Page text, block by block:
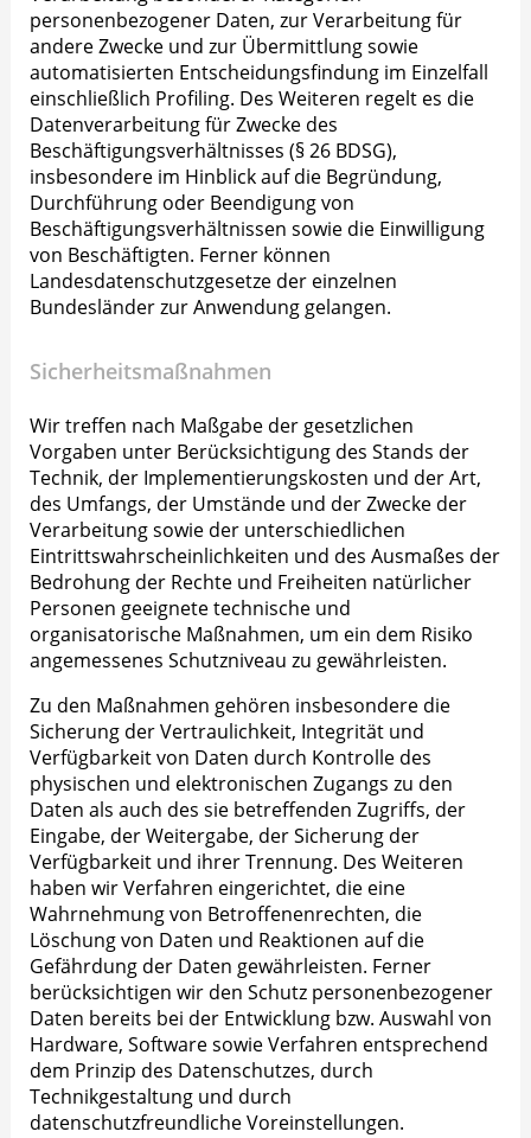
personenbezogener Daten, zur Verarbeitung für
andere Zwecke und zur Übermittlung sowie
automatisierten Entscheidungsfindung im Einzelfall
einschließlich Profiling. Des Weiteren regelt es die
Datenverarbeitung für Zwecke des
Beschäftigungsverhältnisses (§ 26 BDSG),
insbesondere im Hinblick auf die Begründung,
Durchführung oder Beendigung von
Beschäftigungsverhältnissen sowie die Einwilligung
von Beschäftigten. Ferner können
Landesdatenschutzgesetze der einzelnen
Bundesländer zur Anwendung gelangen.
Sicherheitsmaßnahmen
Wir treffen nach Maßgabe der gesetzlichen
Vorgaben unter Berücksichtigung des Stands der
Technik, der Implementierungskosten und der Art,
des Umfangs, der Umstände und der Zwecke der
Verarbeitung sowie der unterschiedlichen
Eintrittswahrscheinlichkeiten und des Ausmaßes der
Bedrohung der Rechte und Freiheiten natürlicher
Personen geeignete technische und
organisatorische Maßnahmen, um ein dem Risiko
angemessenes Schutzniveau zu gewährleisten.
Zu den Maßnahmen gehören insbesondere die
Sicherung der Vertraulichkeit, Integrität und
Verfügbarkeit von Daten durch Kontrolle des
physischen und elektronischen Zugangs zu den
Daten als auch des sie betreffenden Zugriffs, der
Eingabe, der Weitergabe, der Sicherung der
Verfügbarkeit und ihrer Trennung. Des Weiteren
haben wir Verfahren eingerichtet, die eine
Wahrnehmung von Betroffenenrechten, die
Löschung von Daten und Reaktionen auf die
Gefährdung der Daten gewährleisten. Ferner
berücksichtigen wir den Schutz personenbezogener
Daten bereits bei der Entwicklung bzw. Auswahl von
Hardware, Software sowie Verfahren entsprechend
dem Prinzip des Datenschutzes, durch
Technikgestaltung und durch
datenschutzfreundliche Voreinstellungen.